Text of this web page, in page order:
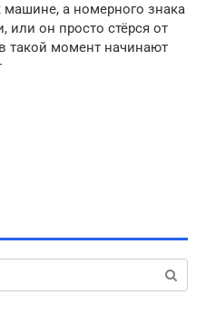
машине, а номерного знака
или он просто стёрся от
такой момент начинают